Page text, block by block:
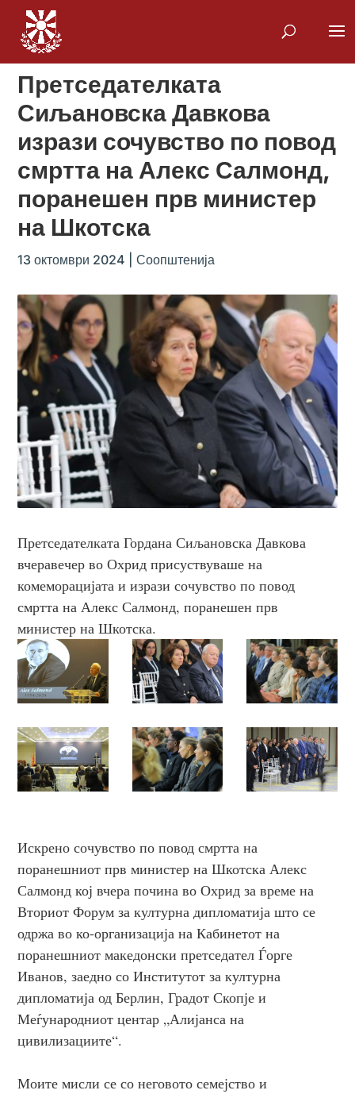
Претседателката
Сиљановска Давкова
изрази сочувство по повод
смртта на Алекс Салмонд,
поранешен прв министер
на Шкотска
13 октомври 2024 |Соопштенија
Претседателката Гордана Сиљановска Давкова
вчеравечер во Охрид присуствуваше на
комеморацијата и изрази сочувство по повод
смртта на Алекс Салмонд, поранешен прв
министер на Шкотска.
Искрено сочувство по повод смртта на
поранешниот прв министер на Шкотска Алекс
Салмонд кој вчера почина во Охрид за време на
Вториот Форум за културна дипломатија што се
одржа во ко-организација на Кабинетот на
поранешниот македонски претседател Ѓорге
Иванов, заедно со Институтот за културна
дипломатија од Берлин, Градот Скопје и
Меѓународниот центар „Алијанса на
цивилизациите“.
Моите мисли се со неговото семејство и